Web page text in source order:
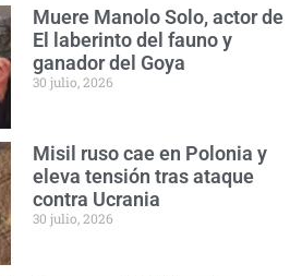
Muere Manolo Solo, actor de
El laberinto del fauno y
ganador del Goya
30 julio, 2026
Misil ruso cae en Polonia y
eleva tensión tras ataque
contra Ucrania
30 julio, 2026